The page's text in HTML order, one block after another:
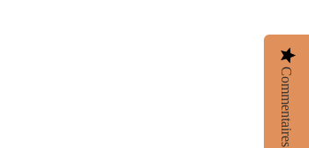
Commentaires